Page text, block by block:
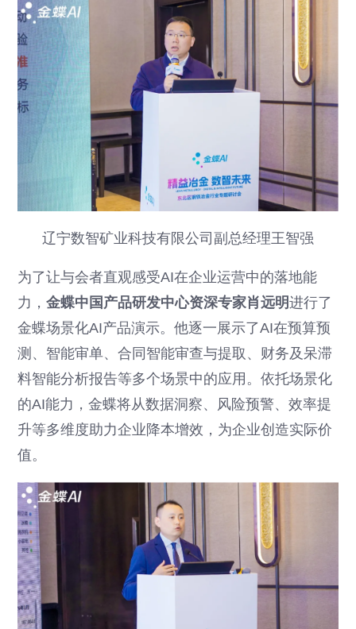
辽宁数智矿业科技有限公司副总经理王智强
为了让与会者直观感受AI在企业运营中的落地能
力，金蝶中国产品研发中心资深专家肖远明进行了
金蝶场景化AI产品演示。他逐一展示了AI在预算预
测、智能审单、合同智能审查与提取、财务及呆滞
料智能分析报告等多个场景中的应用。依托场景化
的AI能力，金蝶将从数据洞察、风险预警、效率提
升等多维度助力企业降本增效，为企业创造实际价
值。